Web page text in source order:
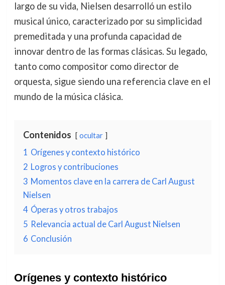
largo de su vida, Nielsen desarrolló un estilo
musical único, caracterizado por su simplicidad
premeditada y una profunda capacidad de
innovar dentro de las formas clásicas. Su legado,
tanto como compositor como director de
orquesta, sigue siendo una referencia clave en el
mundo de la música clásica.
Contenidos ocultar
1 Orígenes y contexto histórico
2 Logros y contribuciones
3 Momentos clave en la carrera de Carl August
Nielsen
4 Óperas y otros trabajos
5 Relevancia actual de Carl August Nielsen
6 Conclusión
Orígenes y contexto histórico